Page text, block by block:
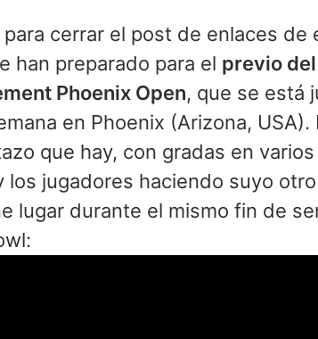
para cerrar el post de enlaces de
han preparado para el previo
Phoenix Open, que se está
en Phoenix (Arizona, USA).
que hay, con gradas en
los jugadores haciendo suyo
lugar durante el mismo fin de